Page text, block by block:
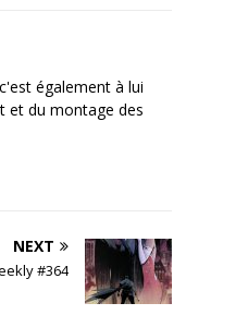
également à lui
et du montage des
NEXT
#364